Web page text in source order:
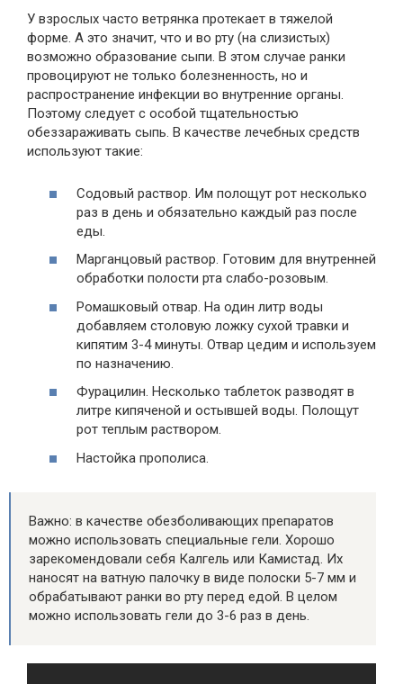
У взрослых часто ветрянка протекает в тяжелой
форме. А это значит, что и во рту (на слизистых)
возможно образование сыпи. В этом случае ранки
провоцируют не только болезненность, но и
распространение инфекции во внутренние органы.
Поэтому следует с особой тщательностью
обеззараживать сыпь. В качестве лечебных средств
используют такие:
Содовый раствор. Им полощут рот несколько
раз в день и обязательно каждый раз после
еды.
Марганцовый раствор. Готовим для внутренней
обработки полости рта слабо-розовым.
Ромашковый отвар. На один литр воды
добавляем столовую ложку сухой травки и
кипятим 3-4 минуты. Отвар цедим и используем
по назначению.
Фурацилин. Несколько таблеток разводят в
литре кипяченой и остывшей воды. Полощут
рот теплым раствором.
Настойка прополиса.
Важно: в качестве обезболивающих препаратов
можно использовать специальные гели. Хорошо
зарекомендовали себя Калгель или Камистад. Их
наносят на ватную палочку в виде полоски 5-7 мм и
обрабатывают ранки во рту перед едой. В целом
можно использовать гели до 3-6 раз в день.